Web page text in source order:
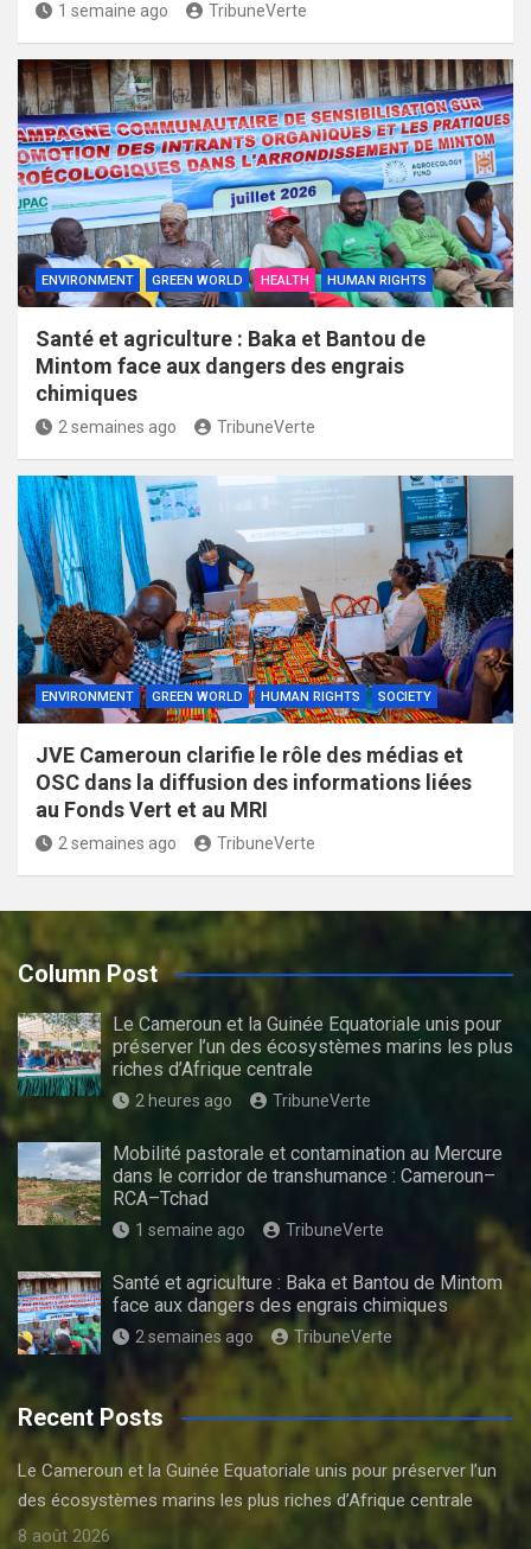
1 semaine ago TribuneVerte
ENVIRONMENT GREEN WORLD HEALTH HUMAN RIGHTS
Santé et agriculture : Baka et Bantou de
Mintom face aux dangers des engrais
chimiques
2 semaines ago TribuneVerte
ENVIRONMENT GREEN WORLD HUMAN RIGHTS SOCIETY
JVE Cameroun clarifie le rôle des médias et
OSC dans la diffusion des informations liées
au Fonds Vert et au MRI
2 semaines ago TribuneVerte
Column Post
Le Cameroun et la Guinée Equatoriale unis pour
préserver l’un des écosystèmes marins les plus
riches d’Afrique centrale
2 heures ago TribuneVerte
Mobilité pastorale et contamination au Mercure
dans le corridor de transhumance : Cameroun–
RCA–Tchad
1 semaine ago TribuneVerte
Santé et agriculture : Baka et Bantou de Mintom
face aux dangers des engrais chimiques
2 semaines ago TribuneVerte
Recent Posts
Le Cameroun et la Guinée Equatoriale unis pour préserver l’un
des écosystèmes marins les plus riches d’Afrique centrale
8 août 2026